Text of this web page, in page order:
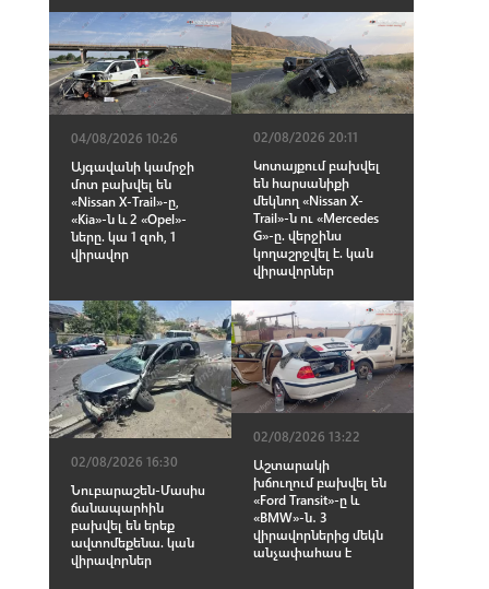
04/08/2026 10:26
Այգավանի կամրջի
մոտ բախվել են
«Nissan X-Trail»-ը,
«Kia»-ն և 2 «Opel»-
ները. կա 1 զnh, 1
վիրավnր
02/08/2026 20:11
Կոտայքում բախվել
են հարսանիքի
մեկնող «Nissan X-
Trail»-ն ու «Mercedes
G»-ը. վերջինս
կողաշրջվել է. կան
վիրավnրներ
02/08/2026 16:30
Նուբարաշեն-Մասիս
ճանապարհին
բախվել են երեք
ավտոմեքենա. կան
վիրավորներ
02/08/2026 13:22
Աշտարակի
խճուղում բախվել են
«Ford Transit»-ը և
«BMW»-ն․ 3
վիրավորներից մեկն
անչափահաս է